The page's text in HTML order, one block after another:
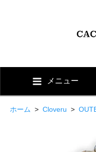
メニュー
ホーム > Cloveru >